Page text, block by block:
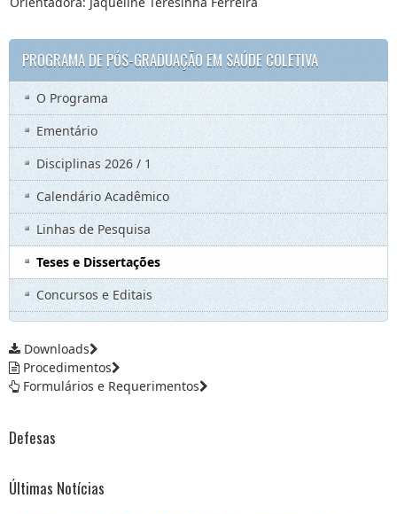
PROGRAMA DE PÓS-GRADUAÇÃO EM SAÚDE COLETIVA
O Programa
Ementário
Disciplinas 2026 / 1
Calendário Acadêmico
Linhas de Pesquisa
Teses e Dissertações
Concursos e Editais
Downloads
Procedimentos
Formulários e Requerimentos
Defesas
Últimas Notícias